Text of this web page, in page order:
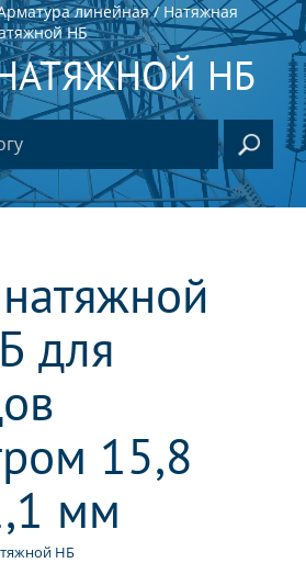
линейная/Натяжная
НБ
НБ
для
15,8
мм
НБ